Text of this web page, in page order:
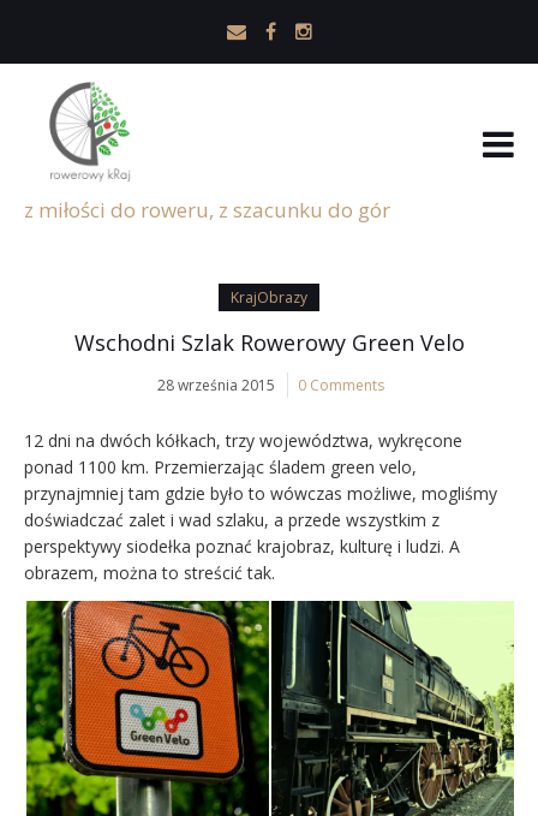
z miłości do roweru, z szacunku do gór
KrajObrazy
Wschodni Szlak Rowerowy Green Velo
28 września 2015 0 Comments
12 dni na dwóch kółkach, trzy województwa, wykręcone
ponad 1100 km. Przemierzając śladem green velo,
przynajmniej tam gdzie było to wówczas możliwe, mogliśmy
doświadczać zalet i wad szlaku, a przede wszystkim z
perspektywy siodełka poznać krajobraz, kulturę i ludzi. A
obrazem, można to streścić tak.